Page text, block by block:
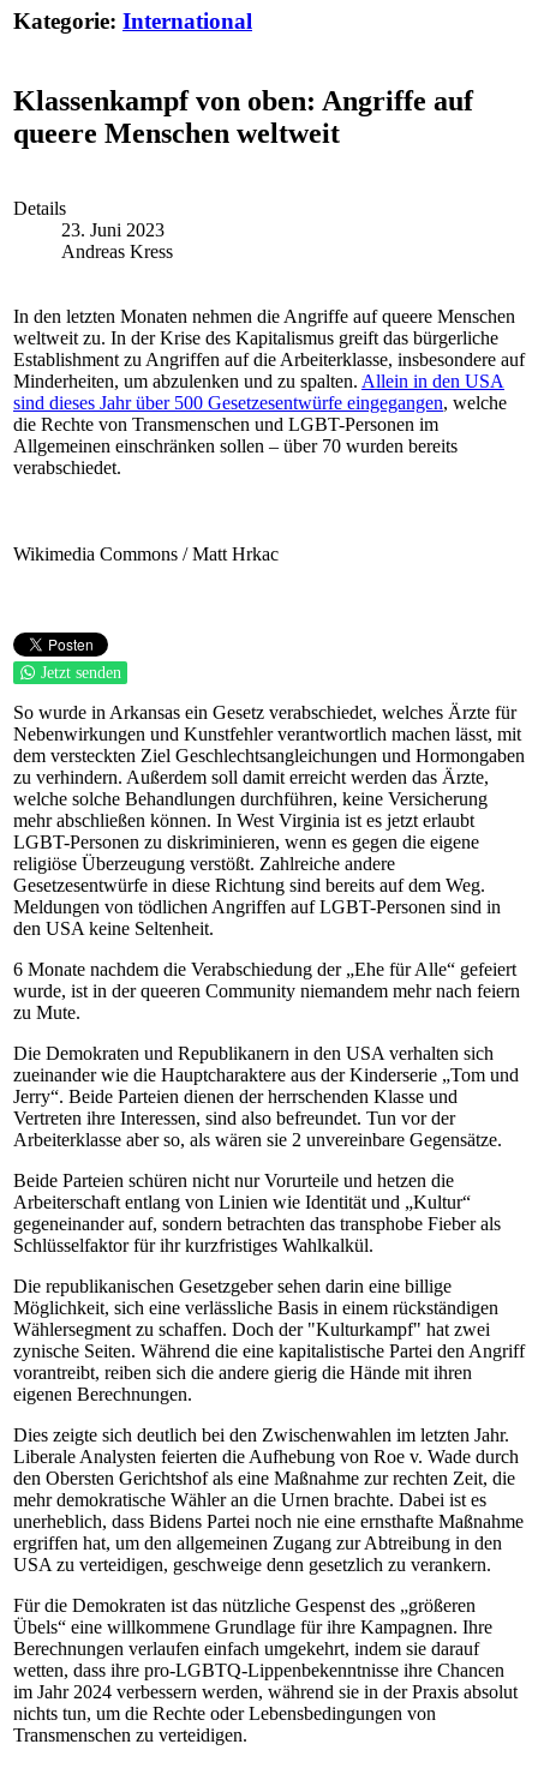
Kategorie: International
Klassenkampf von oben: Angriffe auf
queere Menschen weltweit
Details
23. Juni 2023
Andreas Kress
In den letzten Monaten nehmen die Angriffe auf queere Menschen
weltweit zu. In der Krise des Kapitalismus greift das bürgerliche
Establishment zu Angriffen auf die Arbeiterklasse, insbesondere auf
Minderheiten, um abzulenken und zu spalten. Allein in den USA
sind dieses Jahr über 500 Gesetzesentwürfe eingegangen, welche
die Rechte von Transmenschen und LGBT-Personen im
Allgemeinen einschränken sollen – über 70 wurden bereits
verabschiedet.
Wikimedia Commons / Matt Hrkac
Jetzt senden
So wurde in Arkansas ein Gesetz verabschiedet, welches Ärzte für
Nebenwirkungen und Kunstfehler verantwortlich machen lässt, mit
dem versteckten Ziel Geschlechtsangleichungen und Hormongaben
zu verhindern. Außerdem soll damit erreicht werden das Ärzte,
welche solche Behandlungen durchführen, keine Versicherung
mehr abschließen können. In West Virginia ist es jetzt erlaubt
LGBT-Personen zu diskriminieren, wenn es gegen die eigene
religiöse Überzeugung verstößt. Zahlreiche andere
Gesetzesentwürfe in diese Richtung sind bereits auf dem Weg.
Meldungen von tödlichen Angriffen auf LGBT-Personen sind in
den USA keine Seltenheit.
6 Monate nachdem die Verabschiedung der „Ehe für Alle“ gefeiert
wurde, ist in der queeren Community niemandem mehr nach feiern
zu Mute.
Die Demokraten und Republikanern in den USA verhalten sich
zueinander wie die Hauptcharaktere aus der Kinderserie „Tom und
Jerry“. Beide Parteien dienen der herrschenden Klasse und
Vertreten ihre Interessen, sind also befreundet. Tun vor der
Arbeiterklasse aber so, als wären sie 2 unvereinbare Gegensätze.
Beide Parteien schüren nicht nur Vorurteile und hetzen die
Arbeiterschaft entlang von Linien wie Identität und „Kultur“
gegeneinander auf, sondern betrachten das transphobe Fieber als
Schlüsselfaktor für ihr kurzfristiges Wahlkalkül.
Die republikanischen Gesetzgeber sehen darin eine billige
Möglichkeit, sich eine verlässliche Basis in einem rückständigen
Wählersegment zu schaffen. Doch der "Kulturkampf" hat zwei
zynische Seiten. Während die eine kapitalistische Partei den Angriff
vorantreibt, reiben sich die andere gierig die Hände mit ihren
eigenen Berechnungen.
Dies zeigte sich deutlich bei den Zwischenwahlen im letzten Jahr.
Liberale Analysten feierten die Aufhebung von Roe v. Wade durch
den Obersten Gerichtshof als eine Maßnahme zur rechten Zeit, die
mehr demokratische Wähler an die Urnen brachte. Dabei ist es
unerheblich, dass Bidens Partei noch nie eine ernsthafte Maßnahme
ergriffen hat, um den allgemeinen Zugang zur Abtreibung in den
USA zu verteidigen, geschweige denn gesetzlich zu verankern.
Für die Demokraten ist das nützliche Gespenst des „größeren
Übels“ eine willkommene Grundlage für ihre Kampagnen. Ihre
Berechnungen verlaufen einfach umgekehrt, indem sie darauf
wetten, dass ihre pro-LGBTQ-Lippenbekenntnisse ihre Chancen
im Jahr 2024 verbessern werden, während sie in der Praxis absolut
nichts tun, um die Rechte oder Lebensbedingungen von
Transmenschen zu verteidigen.